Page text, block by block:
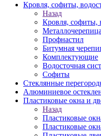
Кровля, софиты,
Назад
Кровля, софиты,
Металлочерепица
Профнастил
Битумная
Комплектующие
Водосточная
Софиты
Стеклянные
Алюминиевое
Пластиковые окна и
Назад
Пластиковые
Пластиковые